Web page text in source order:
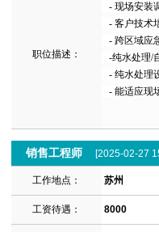
职位描述：
- 现场安装
- 客户技术
- 跨区域应
-纯水处理/
- 纯水处理
- 能适应现
销售工程师 [2025-02-27
工作地点： 苏州
工资待遇： 8000